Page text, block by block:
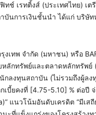
ทช์ เรทติ้งส์ (ประเทศไทย)
นการเงินชั้นนำ ได้แก่ บริษัท
เทพ จำกัด (มหาชน) หรือ
กทรัพย์และตลาดหลักทรัพย์
ลงทุนสถาบัน (ไม่รวมถึงผู้ล
ยคงที่ [4.75-5.10] % ต่อปี
แนวโน้มอันดับเครดิต “มีเส